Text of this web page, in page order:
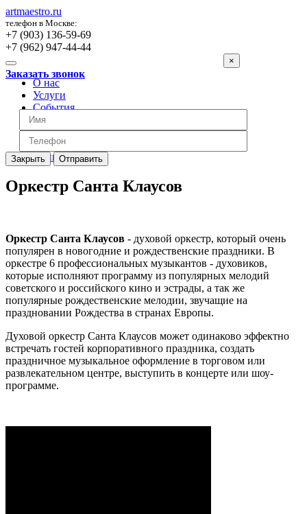
artmaestro.ru
телефон в Москве:
+7 (903) 136-59-69
+7 (962) 947-44-44
Заказать звонок
×
Закрыть Отправить
О нас
Услуги
События
Вопросы
Отзывы
Обратная связь
Цены
Оркестр Санта Клаусов
Оркестр Санта Клаусов - духовой оркестр, который очень
популярен в новогодние и рождественские праздники. В
оркестре 6 профессиональных музыкантов - духовиков,
которые исполняют программу из популярных мелодий
советского и российского кино и эстрады, а так же
популярные рождественские мелодии, звучащие на
праздновании Рождества в странах Европы.
Духовой оркестр Санта Клаусов может одинаково эффектно
встречать гостей корпоративного праздника, создать
праздничное музыкальное оформление в торговом или
развлекательном центре, выступить в концерте или шоу-
программе.